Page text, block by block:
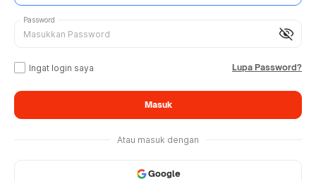
visibility_off
Password
Ingat login saya Lupa Password?
Masuk
Atau masuk dengan
Google